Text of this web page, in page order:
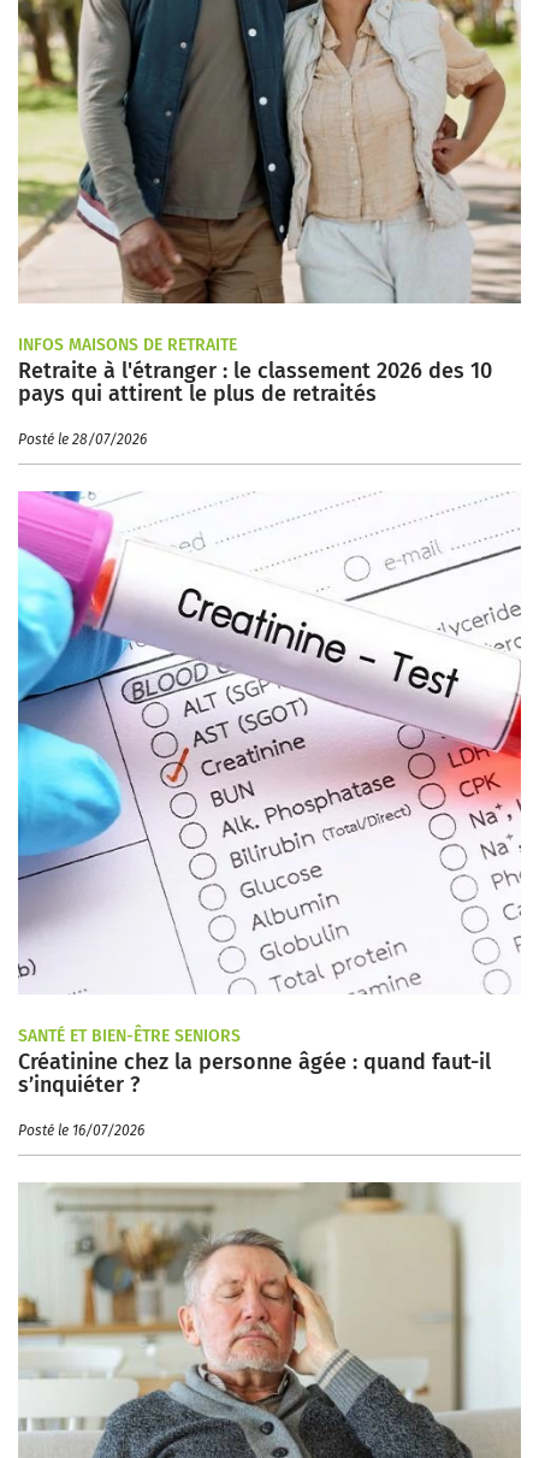
INFOS MAISONS DE RETRAITE
Retraite à l'étranger : le classement 2026 des 10
pays qui attirent le plus de retraités
Posté le 28/07/2026
SANTÉ ET BIEN-ÊTRE SENIORS
Créatinine chez la personne âgée : quand faut-il
s’inquiéter ?
Posté le 16/07/2026